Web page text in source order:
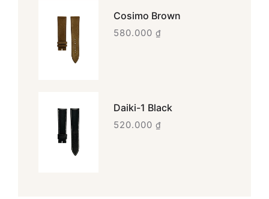
Cosimo Brown
580.000 ₫
Daiki-1 Black
520.000 ₫